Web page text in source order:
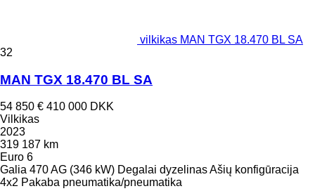
vilkikas MAN TGX 18.470 BL SA
32
MAN TGX 18.470 BL SA
54 850 € 410 000 DKK
Vilkikas
2023
319 187 km
Euro 6
Galia 470 AG (346 kW) Degalai dyzelinasAšių konfigūracija
4x2 Pakaba pneumatika/pneumatika